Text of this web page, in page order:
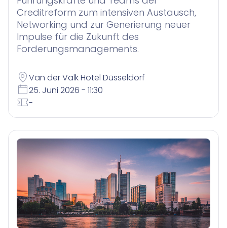
Creditreform zum intensiven Austausch,
Networking und zur Generierung neuer
Impulse für die Zukunft des
Forderungsmanagements.
Van der Valk Hotel Düsseldorf
25. Juni 2026 - 11:30
-